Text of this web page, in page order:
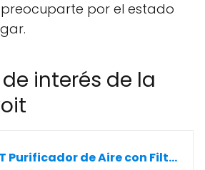
por el estado
interés de la
LEVOIT Purificador de Aire con Filtro HEPA para Alergias, Air Purifier con Aromaterapia, Purificador Aire Silencioso 25dB, Bajo Consumo de Energía de 7W, Core Mini